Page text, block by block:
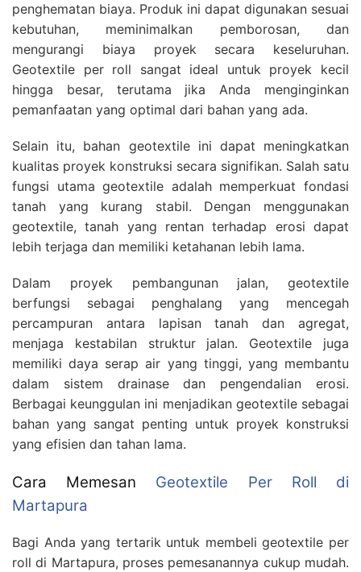
penghematan biaya. Produk ini dapat digunakan sesuai
kebutuhan, meminimalkan pemborosan, dan
mengurangi biaya proyek secara keseluruhan.
Geotextile per roll sangat ideal untuk proyek kecil
hingga besar, terutama jika Anda menginginkan
pemanfaatan yang optimal dari bahan yang ada.
Selain itu, bahan geotextile ini dapat meningkatkan
kualitas proyek konstruksi secara signifikan. Salah satu
fungsi utama geotextile adalah memperkuat fondasi
tanah yang kurang stabil. Dengan menggunakan
geotextile, tanah yang rentan terhadap erosi dapat
lebih terjaga dan memiliki ketahanan lebih lama.
Dalam proyek pembangunan jalan, geotextile
berfungsi sebagai penghalang yang mencegah
percampuran antara lapisan tanah dan agregat,
menjaga kestabilan struktur jalan. Geotextile juga
memiliki daya serap air yang tinggi, yang membantu
dalam sistem drainase dan pengendalian erosi.
Berbagai keunggulan ini menjadikan geotextile sebagai
bahan yang sangat penting untuk proyek konstruksi
yang efisien dan tahan lama.
Cara Memesan Geotextile Per Roll di
Martapura
Bagi Anda yang tertarik untuk membeli geotextile per
roll di Martapura, proses pemesanannya cukup mudah.